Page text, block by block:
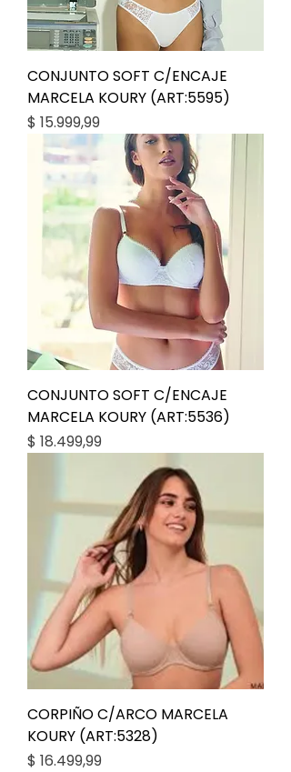
CONJUNTO SOFT C/ENCAJE
MARCELA KOURY (ART:5595)
Precio
$ 15.999,99
CONJUNTO SOFT C/ENCAJE
MARCELA KOURY (ART:5536)
Precio
$ 18.499,99
CORPIÑO C/ARCO MARCELA
KOURY (ART:5328)
Precio
$ 16.499,99